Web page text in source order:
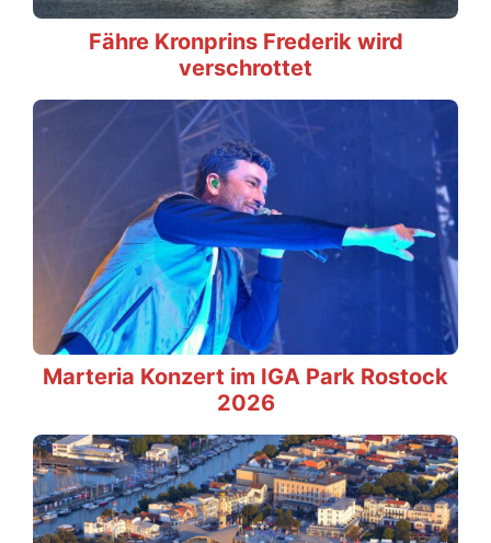
Fähre Kronprins Frederik wird
verschrottet
Marteria Konzert im IGA Park Rostock
2026